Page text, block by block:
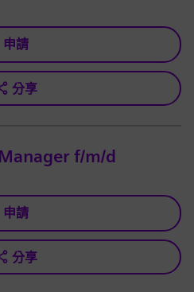
申請
分享
f/m/d
申請
分享